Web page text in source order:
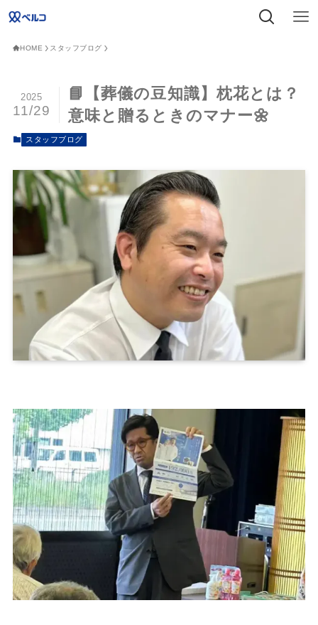
HOME スタッフブログ
📘【葬儀の豆知識】枕花とは？
意味と贈るときのマナー🌼
2025
11/29
スタッフブログ